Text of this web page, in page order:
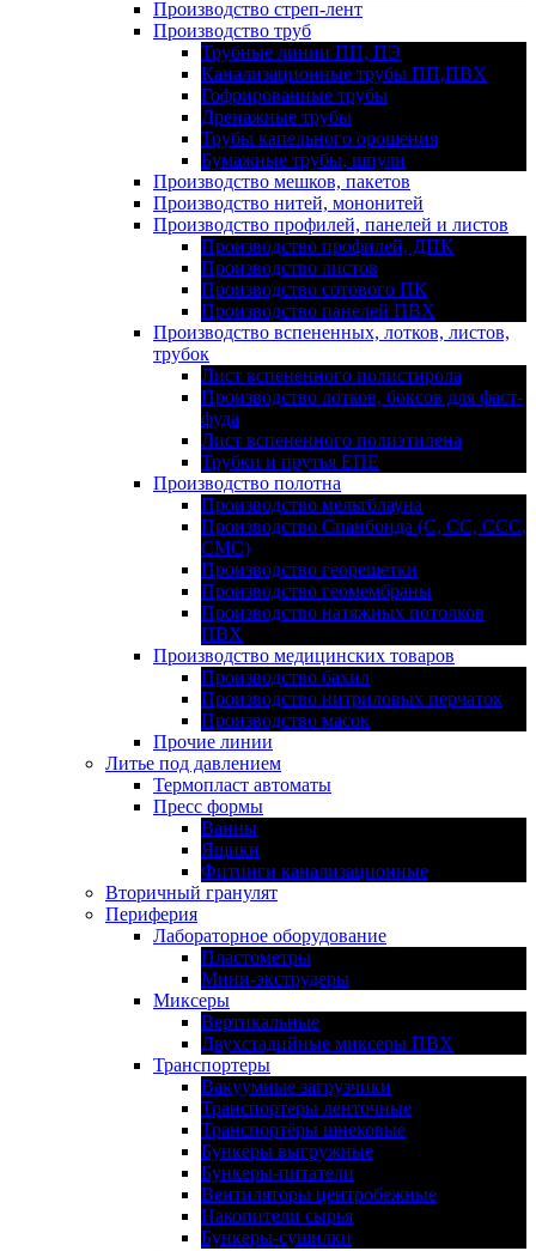
Производство стреп-лент
Производство труб
Трубные линии ПП, ПЭ
Канализационные трубы ПП,ПВХ
Гофрированные трубы
Дренажные трубы
Трубы капельного орошения
Бумажные трубы, шпули
Производство мешков, пакетов
Производство нитей, мононитей
Производство профилей, панелей и листов
Производство профилей, ДПК
Производство листов
Производство сотового ПК
Производство панелей ПВХ
Производство вспененных, лотков, листов,
трубок
Лист вспененного полистирола
Производство лотков, боксов для фаст-
фуда
Лист вспененного полиэтилена
Трубки и прутья ЕПЕ
Производство полотна
Производство мельтблауна
Производство Спанбонда (С, СС, ССС,
СМС)
Производство георешетки
Производство геомембраны
Производство натяжных потолков
ПВХ
Производство медицинских товаров
Производство бахил
Производство нитриловых перчаток
Производство масок
Прочие линии
Литье под давлением
Термопласт автоматы
Пресс формы
Ванны
Ящики
Фитинги канализационные
Вторичный гранулят
Периферия
Лабораторное оборудование
Пластометры
Мини-экструдеры
Миксеры
Вертикальные
Двухстадийные миксеры ПВХ
Транспортеры
Вакуумные загрузчики
Транспортеры ленточные
Транспортёры шнековые
Бункеры выгружные
Бункеры-питатели
Вентиляторы центробежные
Накопители сырья
Бункеры-сушилки